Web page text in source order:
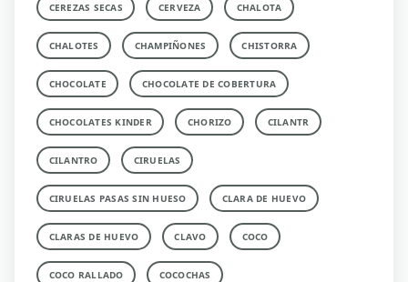
CEREZAS SECAS CERVEZA CHALOTA
CHALOTES CHAMPIÑONES CHISTORRA
CHOCOLATE CHOCOLATE DE COBERTURA
CHOCOLATES KINDER CHORIZO CILANTR
CILANTRO CIRUELAS
CIRUELAS PASAS SIN HUESO CLARA DE HUEVO
CLARAS DE HUEVO CLAVO COCO
COCO RALLADO COCOCHAS